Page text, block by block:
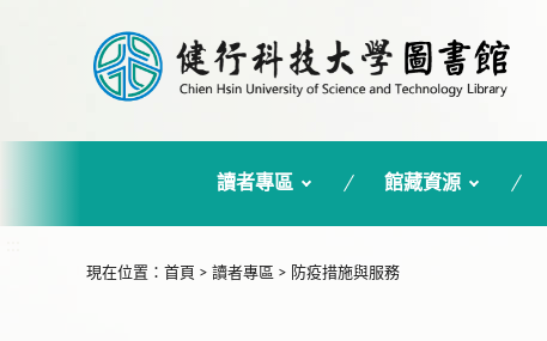
讀者專區 館藏資源
現在位置 ： 首頁 > 讀者專區 > 防疫措施與服務